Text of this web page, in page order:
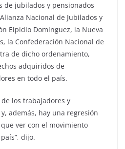
de jubilados y pensionados
Nacional de Jubilados y
Elpidio Domínguez, la Nueva
la Confederación Nacional de
de dicho ordenamiento,
adquiridos de
en todo el país.
los trabajadores y
además, hay una regresión
ver con el movimiento
dijo.